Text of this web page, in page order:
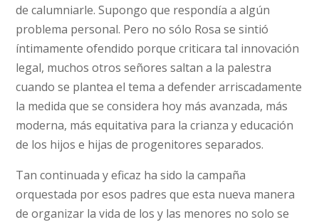
de calumniarle. Supongo que respondía a algún
problema personal. Pero no sólo Rosa se sintió
íntimamente ofendido porque criticara tal innovación
legal, muchos otros señores saltan a la palestra
cuando se plantea el tema a defender arriscadamente
la medida que se considera hoy más avanzada, más
moderna, más equitativa para la crianza y educación
de los hijos e hijas de progenitores separados.
Tan continuada y eficaz ha sido la campaña
orquestada por esos padres que esta nueva manera
de organizar la vida de los y las menores no solo se